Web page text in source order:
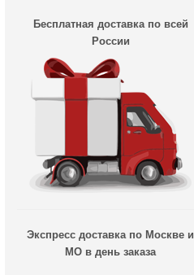
Бесплатная доставка по всей
России
Экспресс доставка по Москве и
МО в день заказа